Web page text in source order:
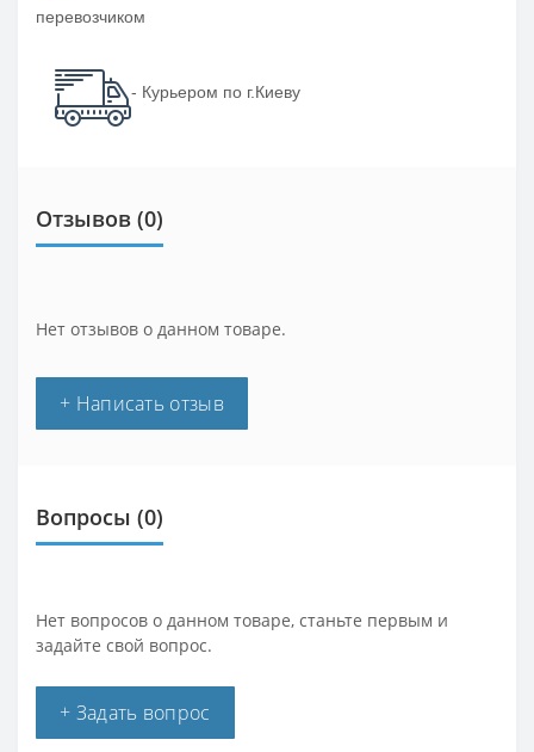
перевозчиком
- Курьером по г.Киеву
Отзывов (0)
Нет отзывов о данном товаре.
+ Написать отзыв
Вопросы (0)
Нет вопросов о данном товаре, станьте первым и
задайте свой вопрос.
+ Задать вопрос